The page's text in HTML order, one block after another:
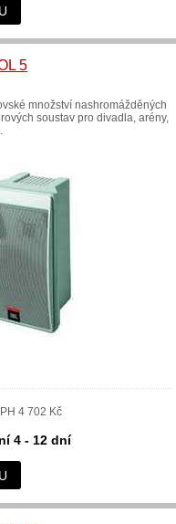
5
množství nashromážděných
soustav pro divadla, arény,
4 702 Kč
4 - 12 dní